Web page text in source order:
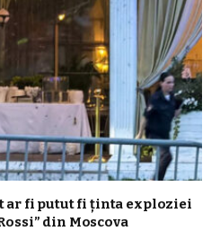
ar fi putut fi ținta exploziei
din Moscova